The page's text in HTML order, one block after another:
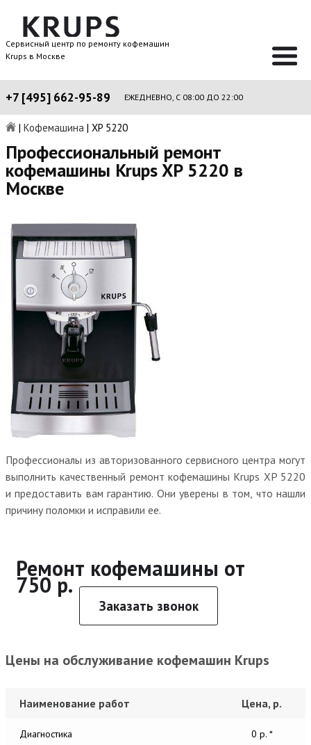
Сервисный центр по ремонту кофемашин
Krups в Москве
+7 [495] 662-95-89 ЕЖЕДНЕВНО, С 08:00 ДО 22:00
| Кофемашина | XP 5220
Профессиональный ремонт
кофемашины Krups XP 5220 в
Москве
Профессионалы из авторизованного сервисного центра могут
выполнить качественный ремонт кофемашины Krups XP 5220
и предоставить вам гарантию. Они уверены в том, что нашли
причину поломки и исправили ее.
Ремонт кофемашины от
750 р.
Заказать звонок
Цены на обслуживание кофемашин Krups
Наименование работ Цена, р.
Диагностика 0 р. *